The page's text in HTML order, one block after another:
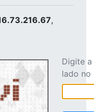
,
Digite
lado no